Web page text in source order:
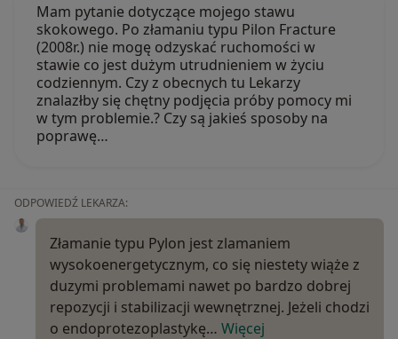
Mam pytanie dotyczące mojego stawu
skokowego. Po złamaniu typu Pilon Fracture
(2008r.) nie mogę odzyskać ruchomości w
stawie co jest dużym utrudnieniem w życiu
codziennym. Czy z obecnych tu Lekarzy
znalazłby się chętny podjęcia próby pomocy mi
w tym problemie.? Czy są jakieś sposoby na
poprawę…
ODPOWIEDŹ LEKARZA:
Złamanie typu Pylon jest zlamaniem
wysokoenergetycznym, co się niestety wiąże z
duzymi problemami nawet po bardzo dobrej
repozycji i stabilizacji wewnętrznej. Jeżeli chodzi
o endoprotezoplastykę… Więcej